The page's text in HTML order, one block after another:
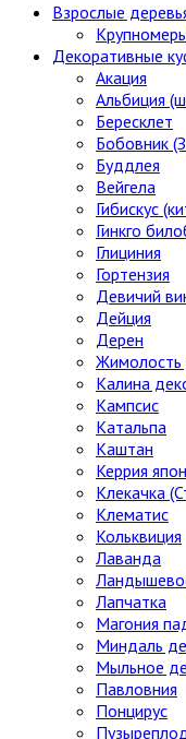
Взрослые
Декоративные
Акация
Альбиция
Бересклет
Бобовник
Буддлея
Вейгела
Гибискус
Гинкго
Глициния
Гортензия
Девичий
Дейция
Дерен
Жимолость
Калина
Кампсис
Катальпа
Каштан
Керрия
Клекачка
Клематис
Кольквиция
Лаванда
Лапчатка
Магония
Миндаль
Мыльное
Павловния
Понцирус